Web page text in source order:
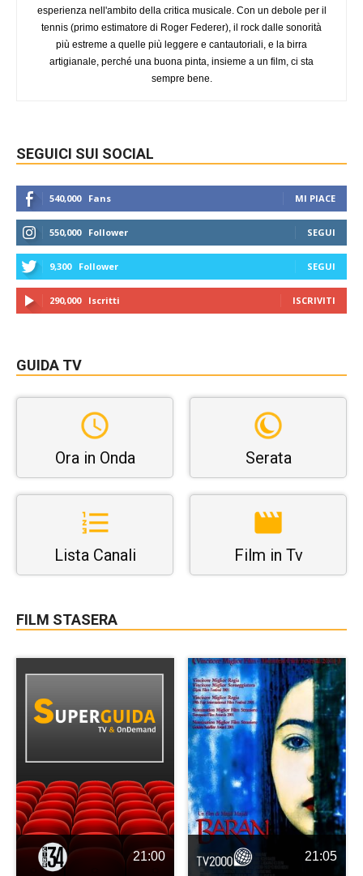
esperienza nell'ambito della critica musicale. Con un debole per il
tennis (primo estimatore di Roger Federer), il rock dalle sonorità
più estreme a quelle più leggere e cantautoriali, e la birra
artigianale, perché una buona pinta, insieme a un film, ci sta
sempre bene.
SEGUICI SUI SOCIAL
540,000 Fans MI PIACE
550,000 Follower SEGUI
9,300 Follower SEGUI
290,000 Iscritti ISCRIVITI
GUIDA TV
Ora in Onda Serata
Lista Canali Film in Tv
FILM STASERA
21:00 21:05